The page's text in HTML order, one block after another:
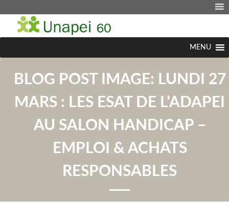
MENU
BLOG POST IMAGE: LUNDI 27
MARS : LES ESAT DE L’ADAPEI
AU SALON HANDICAP –
EMPLOI & ACHATS
RESPONSABLES